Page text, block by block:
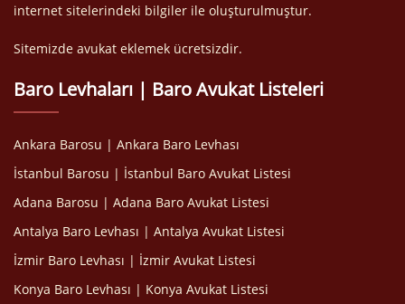
internet sitelerindeki bilgiler ile oluşturulmuştur.
Sitemizde avukat eklemek ücretsizdir.
Baro Levhaları | Baro Avukat Listeleri
Ankara Barosu | Ankara Baro Levhası
İstanbul Barosu | İstanbul Baro Avukat Listesi
Adana Barosu | Adana Baro Avukat Listesi
Antalya Baro Levhası | Antalya Avukat Listesi
İzmir Baro Levhası | İzmir Avukat Listesi
Konya Baro Levhası | Konya Avukat Listesi